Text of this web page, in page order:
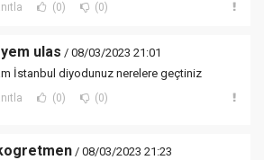
(0) (0)
ulas / 08/03/2023 21:01
İstanbul diyodunuz nerelere geçtiniz
(0) (0)
/ 08/03/2023 21:23